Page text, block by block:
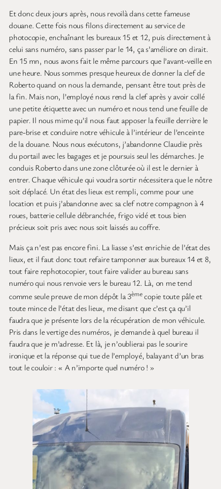
Et donc deux jours après, nous revoilà dans cette fameuse
douane. Cette fois nous filons directement au service de
photocopie, enchaînant les bureaux 15 et 12, puis directement à
celui sans numéro, sans passer par le 14, ça s’améliore on dirait.
En 15 mn, nous avons fait le même parcours que l’avant-veille en
une heure. Nous sommes presque heureux de donner la clef de
Roberto quand on nous la demande, pensant être tout près de
la fin. Mais non, l’employé nous rend la clef après y avoir collé
une petite étiquette avec un numéro et nous tend une feuille de
papier. Il nous mime qu’il nous faut apposer la feuille derrière le
pare-brise et conduire notre véhicule à l’intérieur de l’enceinte
de la douane. Nous nous exécutons, j’abandonne Claudie près
du portail avec les bagages et je poursuis seul les démarches. Je
conduis Roberto dans une zone clôturée où il est le dernier à
entrer. Chaque véhicule qui voudra sortir nécessitera que le nôtre
soit déplacé. Un état des lieux est rempli, comme pour une
location et puis j’abandonne avec sa clef notre compagnon à 4
roues, batterie cellule débranchée, frigo vidé et tous bien
précieux soit pris avec nous soit laissés au coffre.
Mais ça n’est pas encore fini. La liasse s’est enrichie de l’état des
lieux, et il faut donc tout refaire tamponner aux bureaux 14 et 8,
tout faire rephotocopier, tout faire valider au bureau sans
numéro qui nous renvoie vers le bureau 12. Là, on me tend
comme seule preuve de mon dépôt la 3èmecopie toute pâle et
toute mince de l’état des lieux, me disant que c’est ça qu’il
faudra que je présente lors de la récupération de mon véhicule.
Pris dans le vertige des numéros, je demande à quel bureau il
faudra que je m’adresse. Et là, je n’oublierai pas le sourire
ironique et la réponse qui tue de l’employé, balayant d’un bras
tout le couloir : « A n’importe quel numéro ! »